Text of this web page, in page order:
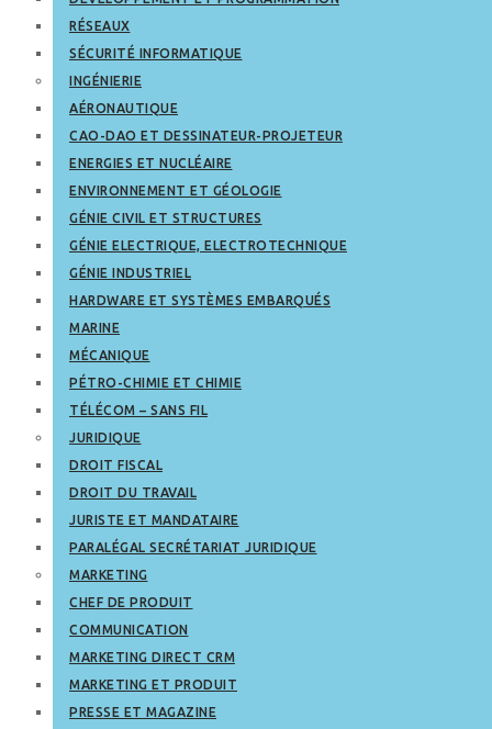
RÉSEAUX
SÉCURITÉ INFORMATIQUE
INGÉNIERIE
AÉRONAUTIQUE
CAO-DAO ET DESSINATEUR-PROJETEUR
ENERGIES ET NUCLÉAIRE
ENVIRONNEMENT ET GÉOLOGIE
GÉNIE CIVIL ET STRUCTURES
GÉNIE ELECTRIQUE, ELECTROTECHNIQUE
GÉNIE INDUSTRIEL
HARDWARE ET SYSTÈMES EMBARQUÉS
MARINE
MÉCANIQUE
PÉTRO-CHIMIE ET CHIMIE
TÉLÉCOM – SANS FIL
JURIDIQUE
DROIT FISCAL
DROIT DU TRAVAIL
JURISTE ET MANDATAIRE
PARALÉGAL SECRÉTARIAT JURIDIQUE
MARKETING
CHEF DE PRODUIT
COMMUNICATION
MARKETING DIRECT CRM
MARKETING ET PRODUIT
PRESSE ET MAGAZINE